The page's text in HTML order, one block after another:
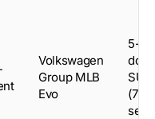
Volkswagen
Group MLB
Evo
5-
door
SUV
(7-
seat)